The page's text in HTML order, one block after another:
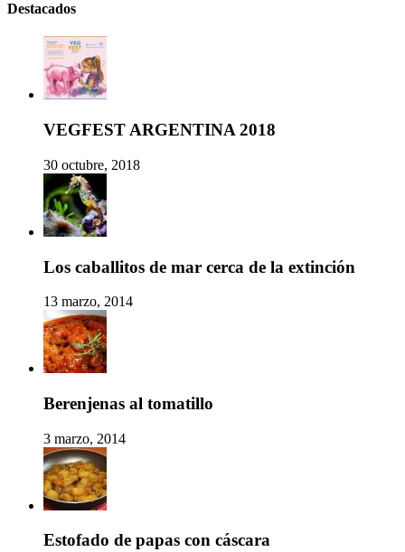
Destacados
VEGFEST ARGENTINA 2018
30 octubre, 2018
Los caballitos de mar cerca de la extinción
13 marzo, 2014
Berenjenas al tomatillo
3 marzo, 2014
Estofado de papas con cáscara